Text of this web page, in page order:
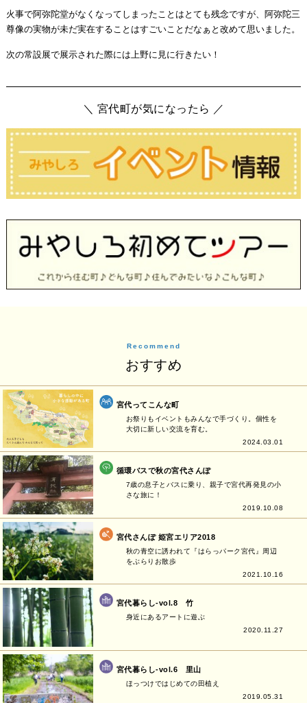
火事で阿弥陀堂がなくなってしまったことはとても残念ですが、阿弥陀三
尊像の実物が未だ実在することはすごいことだなぁと改めて思いました。
次の常設展で展示された際には上野に見に行きたい！
＼ 宮代町が気になったら ／
Recommend
おすすめ
宮代ってこんな町
お祭りもイベントもみんなで手づくり。個性を
大切に新しい交流を育む。
2024.03.01
循環バスで秋の宮代さんぽ
7歳の息子とバスに乗り、親子で宮代再発見の小
さな旅に！
2019.10.08
宮代さんぽ 姫宮エリア2018
秋の青空に誘われて『はらっパーク宮代』周辺
をぶらりお散歩
2021.10.16
宮代暮らし-vol.8 竹
身近にあるアートに遊ぶ
2020.11.27
宮代暮らし-vol.6 里山
ほっつけではじめての田植え
2019.05.31